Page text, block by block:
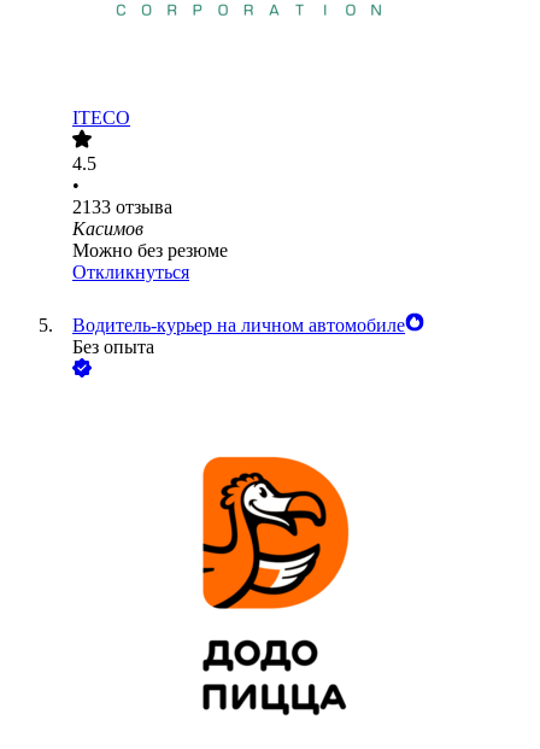
ITECO
4.5
•
2133 отзыва
Касимов
Можно без резюме
Откликнуться
Водитель-курьер на личном автомобиле
Без опыта